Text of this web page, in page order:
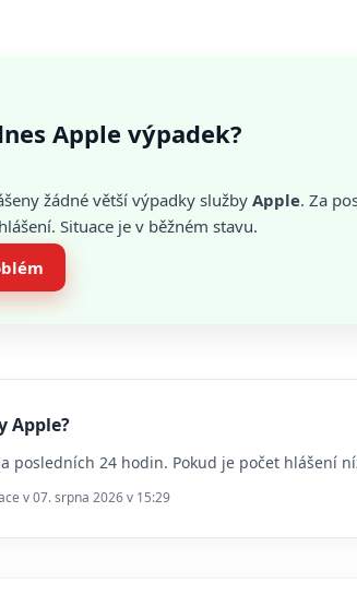
Apple výpadek?
žádné větší výpadky služby Apple. Za
Situace je v běžném stavu.
Apple?
posledních 24 hodin. Pokud je počet hlášení
v 07. srpna 2026 v 15:29